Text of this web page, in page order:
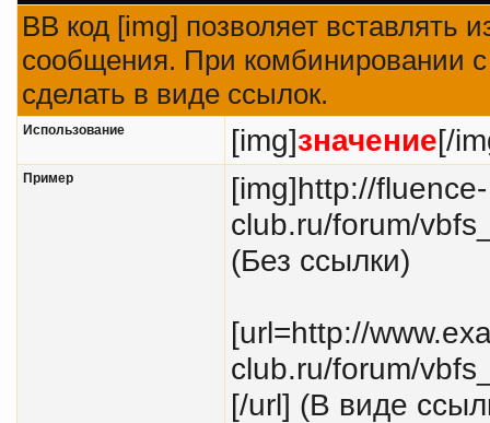
BB код [img] позволяет вставлять
сообщения. При комбинировании
сделать в виде ссылок.
Использование [img]значение[/
Пример
[img]http://fluence-
club.ru/forum/
(Без ссылки)
[url=http://
club.ru/forum/
[/url] (В виде